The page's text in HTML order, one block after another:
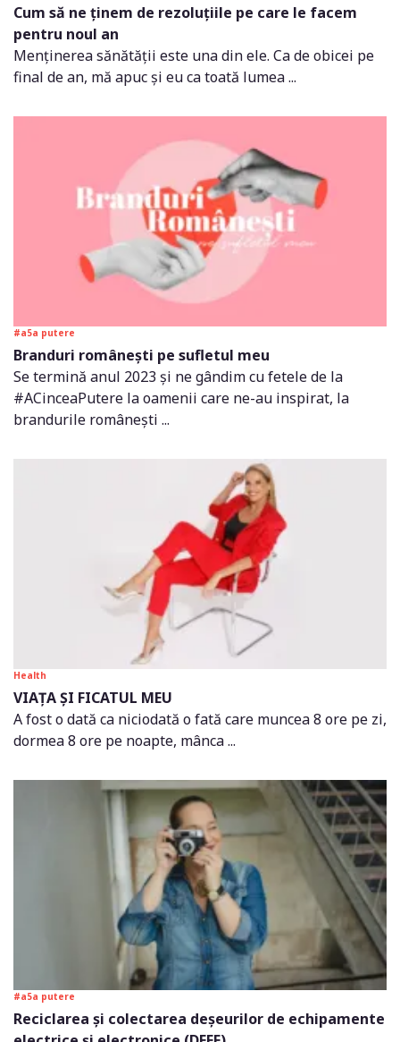
Cum să ne ținem de rezoluțiile pe care le facem
pentru noul an
Menținerea sănătății este una din ele. Ca de obicei pe
final de an, mă apuc și eu ca toată lumea ...
#a5a putere
Branduri românești pe sufletul meu
Se termină anul 2023 și ne gândim cu fetele de la
#ACinceaPutere la oamenii care ne-au inspirat, la
brandurile românești ...
Health
VIAȚA ȘI FICATUL MEU
A fost o dată ca niciodată o fată care muncea 8 ore pe zi,
dormea 8 ore pe noapte, mânca ...
#a5a putere
Reciclarea și colectarea deșeurilor de echipamente